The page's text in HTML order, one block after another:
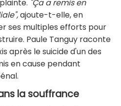
"Ça a remis en
ajoute-t-elle, en
ses multiples efforts pour
Paule Tanguy raconte
après le suicide d'un des
en cause pendant
la souffrance